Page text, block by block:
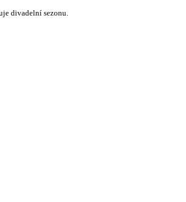
divadelní sezonu.